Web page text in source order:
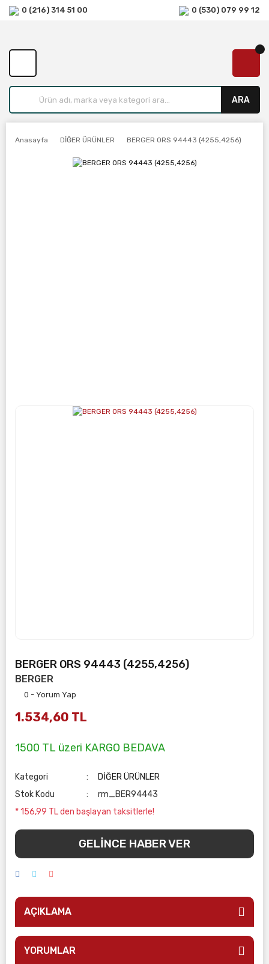
0 (216) 314 51 00 0 (530) 079 99 12
ARA
Anasayfa DİĞER ÜRÜNLER BERGER ORS 94443 (4255,4256)
BERGER ORS 94443 (4255,4256)
BERGER
0 - Yorum Yap
1.534,60 TL
1500 TL üzeri KARGO BEDAVA
Kategori
DİĞER ÜRÜNLER
Stok Kodu
rm_BER94443
* 156,99 TL den başlayan taksitlerle!
GELİNCE HABER VER
AÇIKLAMA
YORUMLAR